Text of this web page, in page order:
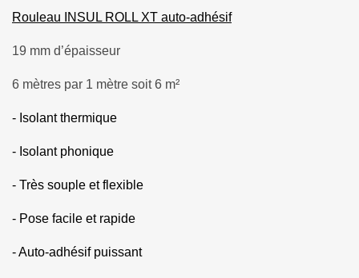
Rouleau INSUL ROLL XT auto-adhésif
19 mm d’épaisseur
6 mètres par 1 mètre soit 6 m²
- Isolant thermique
- Isolant phonique
- Très souple et flexible
- Pose facile et rapide
- Auto-adhésif puissant